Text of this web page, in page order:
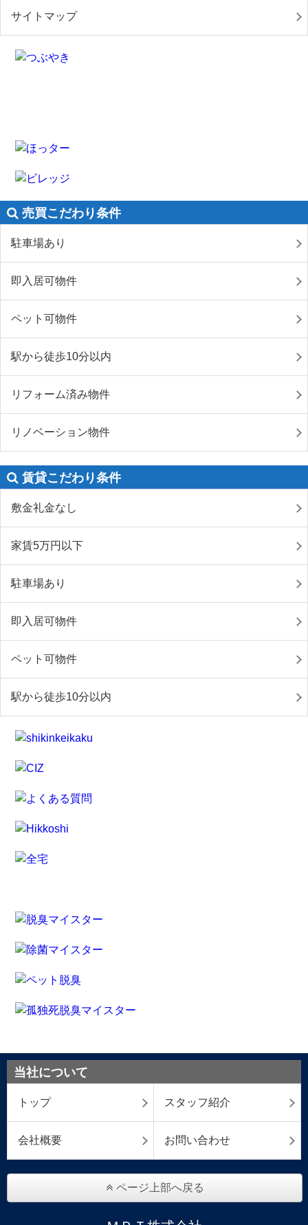
サイトマップ
売買こだわり条件
駐車場あり
即入居可物件
ペット可物件
駅から徒歩10分以内
リフォーム済み物件
リノベーション物件
賃貸こだわり条件
敷金礼金なし
家賃5万円以下
駐車場あり
即入居可物件
ペット可物件
駅から徒歩10分以内
当社について
トップ スタッフ紹介
会社概要 お問い合わせ
ページ上部へ戻る